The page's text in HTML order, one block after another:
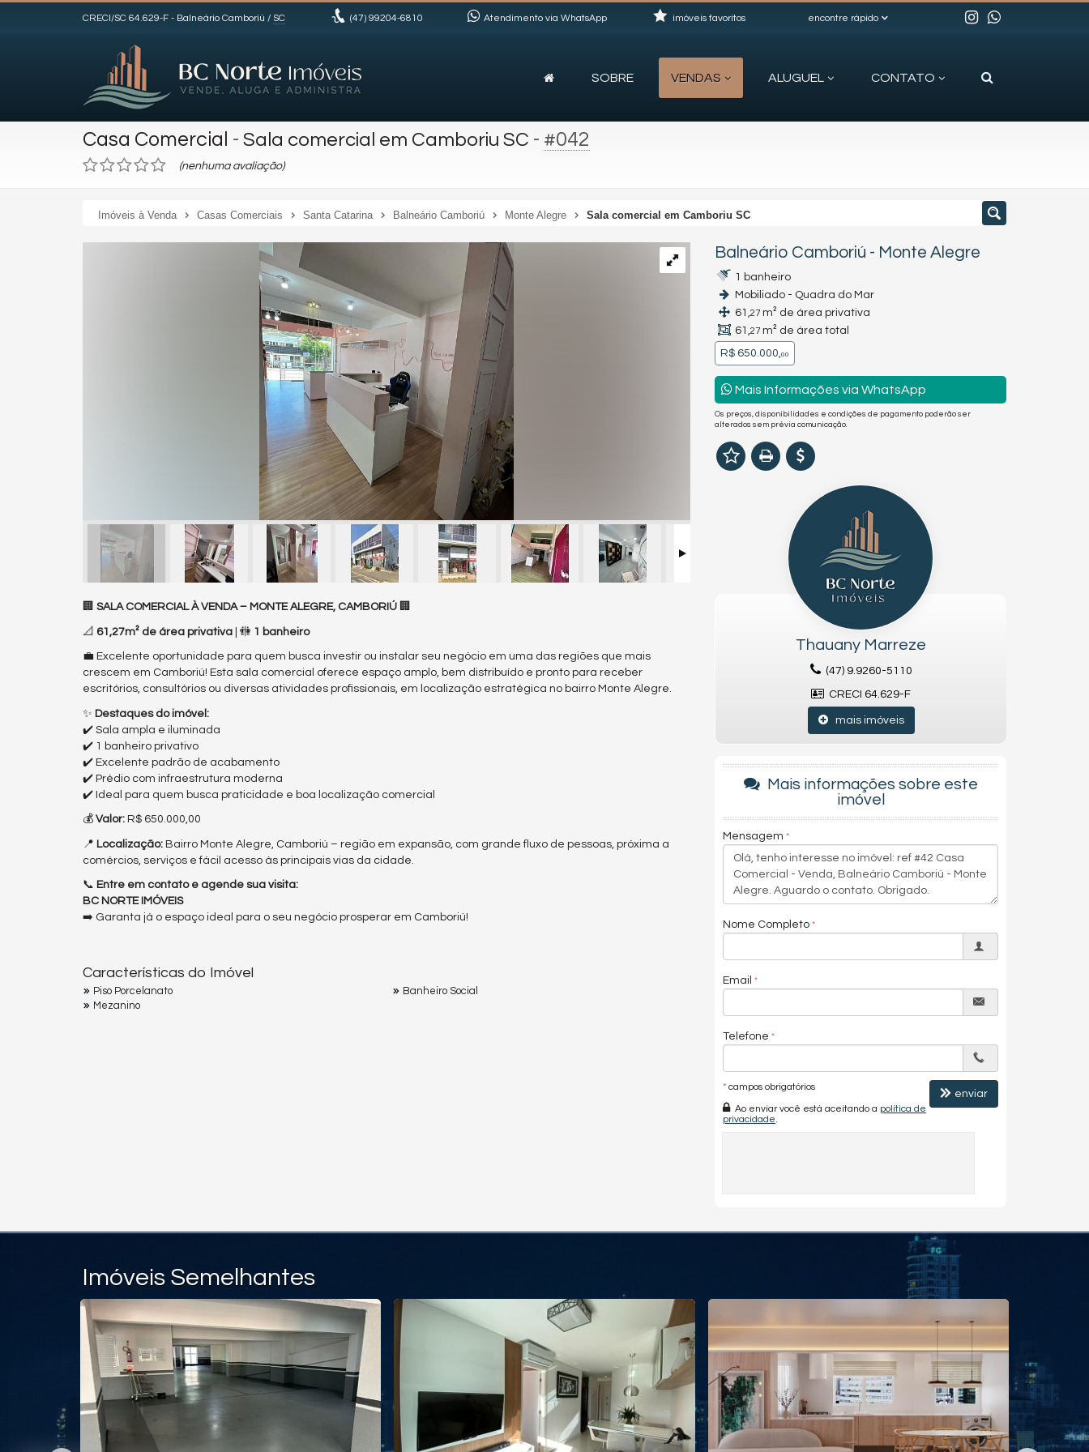
CRECI/SC 64.629-F - Balneário Camboriú / SC (47) 99204-6810 Atendimento via WhatsApp encontre rápido
imóveis favoritos
SOBRE VENDAS ALUGUEL CONTATO
Casa Comercial - Sala comercial em Camboriu SC - #042
(nenhuma avaliação)
Imóveis à Venda Casas Comerciais Santa Catarina Balneário Camboriú Monte Alegre Sala comercial em Camboriu SC
🏢 SALA COMERCIAL À VENDA – MONTE ALEGRE, CAMBORIÚ 🏢
📐 61,27m² de área privativa | 🚻 1 banheiro
💼 Excelente oportunidade para quem busca investir ou instalar seu negócio em uma das regiões que mais
crescem em Camboriú! Esta sala comercial oferece espaço amplo, bem distribuído e pronto para receber
escritórios, consultórios ou diversas atividades profissionais, em localização estratégica no bairro Monte Alegre.
✨ Destaques do imóvel:
✔️ Sala ampla e iluminada
✔️ 1 banheiro privativo
✔️ Excelente padrão de acabamento
✔️ Prédio com infraestrutura moderna
✔️ Ideal para quem busca praticidade e boa localização comercial
💰 Valor: R$ 650.000,00
📍 Localização: Bairro Monte Alegre, Camboriú – região em expansão, com grande fluxo de pessoas, próxima a
comércios, serviços e fácil acesso às principais vias da cidade.
📞 Entre em contato e agende sua visita:
BC NORTE IMÓVEIS
➡️ Garanta já o espaço ideal para o seu negócio prosperar em Camboriú!
Características do Imóvel
Piso Porcelanato
Mezanino
Banheiro Social
Balneário Camboriú - Monte Alegre
1 banheiro
Mobiliado - Quadra do Mar
61,27 m² de área privativa
61,27 m² de área total
R$ 650.000,00
Mais Informações via WhatsApp
Os preços, disponibilidades e condições de pagamento poderão ser
alterados sem prévia comunicação.
Thauany Marreze
(47) 9.9260-5110
CRECI 64.629-F
mais imóveis
Mais informações sobre este
imóvel
Mensagem
Nome Completo
Email
Telefone
* campos obrigatórios
Ao enviar você está aceitando a política de
privacidade
enviar
Imóveis Semelhantes